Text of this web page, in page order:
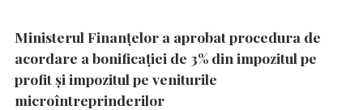
Ministerul Finanțelor a aprobat procedura de
acordare a bonificației de 3% din impozitul pe
profit și impozitul pe veniturile
microîntreprinderilor